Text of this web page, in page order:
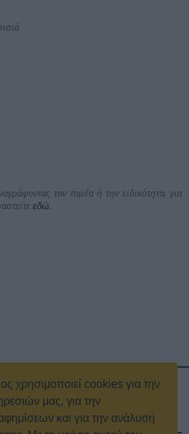
χρησιμοποιεί cookies για την
μας, για την
και για την ανάλυση
τον τομέα ή την ειδικότητα, για
εδώ.
Ταυτότητα
Επικοινωνία
Οικονομικά στοιχεία
συνέλευσης
Κρατική Διαφήμιση